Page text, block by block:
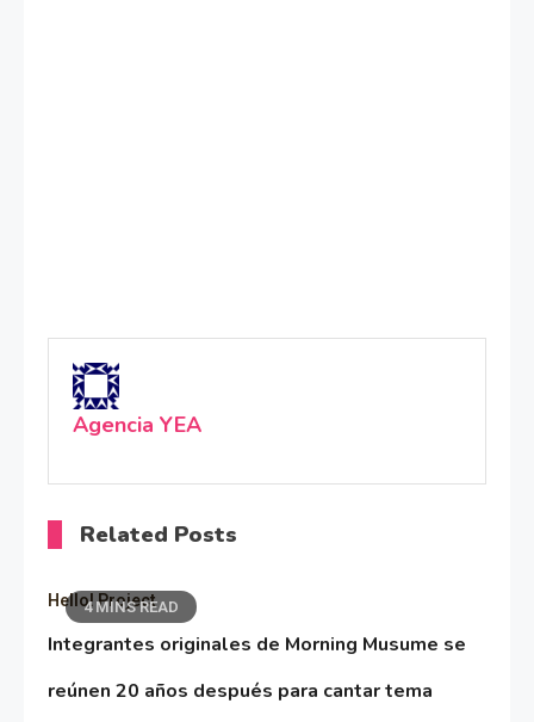
Agencia YEA
Related Posts
4 MINS READ
Hello! Project
Integrantes originales de Morning Musume se
reúnen 20 años después para cantar tema